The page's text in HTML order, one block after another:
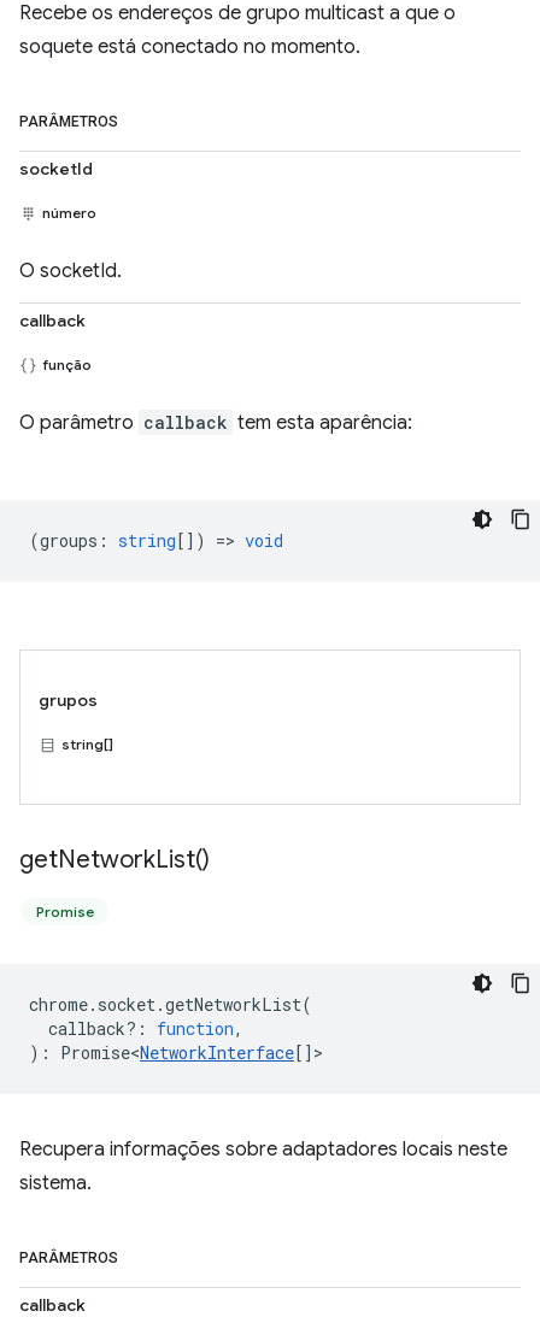
Recebe os endereços de grupo multicast a que o
soquete está conectado no momento.
PARÂMETROS
socketId
número
O socketId.
callback
função
O parâmetro callback tem esta aparência:
(groups : string[]) => void
grupos
string[]
getNetworkList()
Promise
chrome. socket.getNetworkList(
callback? : function,
) : Promise<NetworkInterface[] >
Recupera informações sobre adaptadores locais neste
sistema.
PARÂMETROS
callback